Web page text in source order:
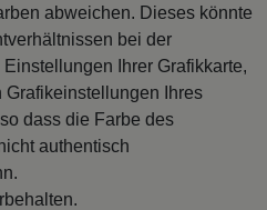
abweichen. Dieses könnte
bei der
Ihrer Grafikkarte,
Grafikeinstellungen Ihres
dass die Farbe des
authentisch